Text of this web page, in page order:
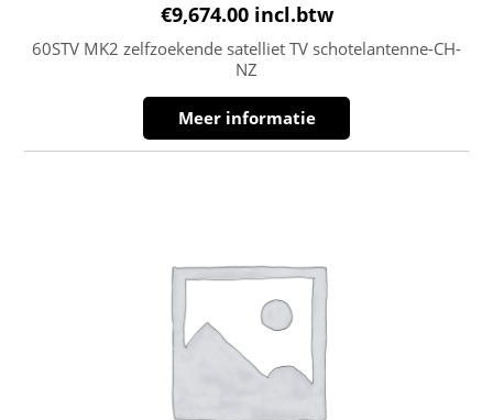
€9,674.00 incl.btw
60STV MK2 zelfzoekende satelliet TV schotelantenne-CH-
NZ
Meer informatie